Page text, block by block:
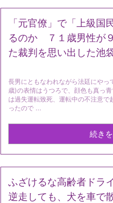
「元官僚」で「上級国
るのか ７１歳男性が
た裁判を思い出した池
長男にともなわれながら法廷にやっ
歳)の表情はうつろで、顔色も真っ
は過失運転致死、運転中の不注意で
ったので ...
続き
ふざけるな高齢者ド
逆走しても、犬を車で